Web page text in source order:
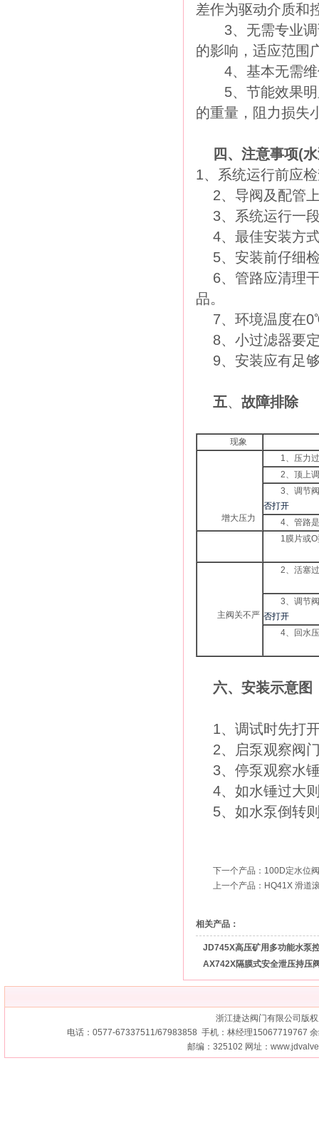
差作为驱动介质和
3、无需专业调
的影响，适应范围
4、基本无需维
5、节能效果明
的重量，阻力损失
四、注意事项(
1、系统运行前应
2、导阀及配管
3、系统运行一
4、最佳安装方
5、安装前仔细
6、管路应清理
品。
7、环境温度在
8、小过滤器要
9、安装应有足
五、 故障排除
现象
增大压力
1、压力
2、顶上
3、调节阀
否打开
4、管路
1 膜片或O
主阀关不严
2、活塞
3、调节阀
否打开
4、回水
六、安装示意图
1、调试时先打
2、启泵观察阀
3、停泵观察水
4、如水锤过大
5、如水泵倒转
下一个产品： 100D定水位阀
上一个产品： HQ41X 滑道
相关产品：
JD745X高压矿用多功能水泵
AX742X隔膜式安全泄压持压
浙江捷达阀门有限公司版
电话：0577-67337511/67983858 手机：林经理15067719767
邮编：325102 网址：